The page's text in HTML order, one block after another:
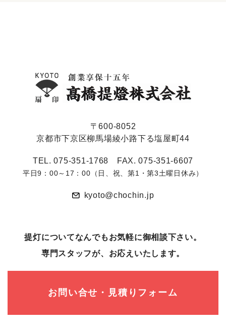
〒600-8052
京都市下京区柳馬場綾小路下る塩屋町44
TEL. 075-351-1768 FAX. 075-351-6607
平日9：00～17：00（日、祝、第1・第3土曜日休み）
kyoto@chochin.jp
提灯についてなんでもお気軽に御相談下さい。
専⾨スタッフが、お応えいたします。
お問い合せ・見積りフォーム